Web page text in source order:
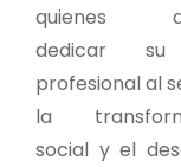
quienes
dedicar
profesional al
la
social y el